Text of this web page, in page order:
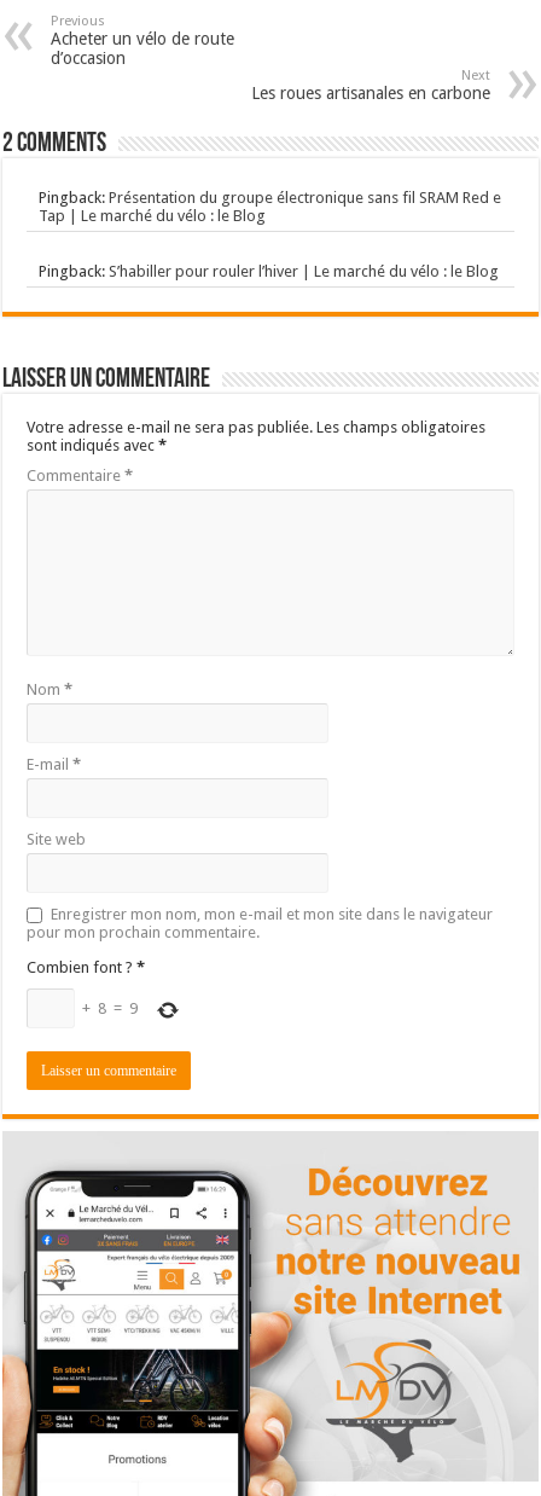
Previous
Acheter un vélo de route
d’occasion
Next
Les roues artisanales en carbone
2 comments
Pingback:Présentation du groupe électronique sans fil SRAM Red e
Tap | Le marché du vélo : le Blog
Pingback:S’habiller pour rouler l’hiver | Le marché du vélo : le Blog
Laisser un commentaire
Votre adresse e-mail ne sera pas publiée. Les champs obligatoires
sont indiqués avec*
Commentaire*
Nom*
E-mail*
Site web
Enregistrer mon nom, mon e-mail et mon site dans le navigateur
pour mon prochain commentaire.
Combien font ? *
+ 8 = 9